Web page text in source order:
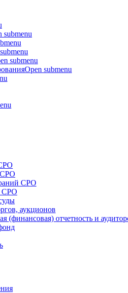
submenu
submenu
Open submenu
СРО
СРО
СРО
аукционов
(финансовая) отчетность и